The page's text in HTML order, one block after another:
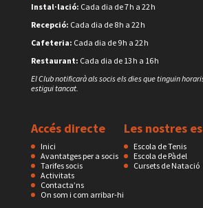
Instal·lació: Cada dia de 7 h a 22 h
Recepció: Cada dia de 8 h a 22 h
Cafeteria: Cada dia de 9 h a 22 h
Restaurant: Cada dia de 13 h a 16 h
El Club notificarà als socis els dies que tinguin
estigui tancat.
Accés directe
Inici
Avantatges per a socis
Tarifes socis
Activitats
Contacta’ns
On som i com arribar-hi
Les nostres
Escola de Tenis
Escola de Pàdel
Cursets de Natació